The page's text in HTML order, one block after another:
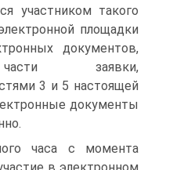
участником такого
площадки
документов,
заявки,
3 и 5 настоящей
документы
часа с момента